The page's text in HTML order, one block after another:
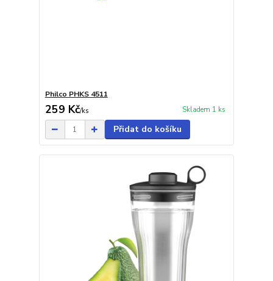
Philco PHKS 4511
259 Kč/ks Skladem 1 ks
Přidat do košíku